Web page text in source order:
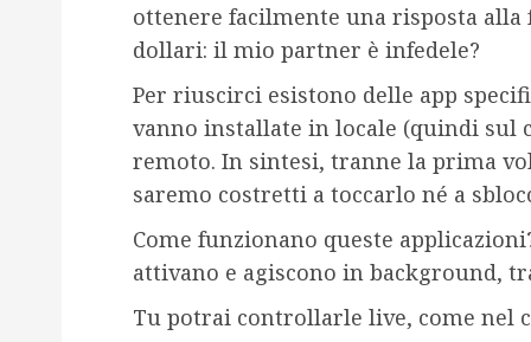
ottenere facilmente una risposta
dollari: il mio partner è infedele?
Per riuscirci esistono delle app
vanno installate in locale (quindi sul
remoto. In sintesi, tranne la prima
saremo costretti a toccarlo né a
Come funzionano queste
attivano e agiscono in background,
Tu potrai controllarle live, come nel